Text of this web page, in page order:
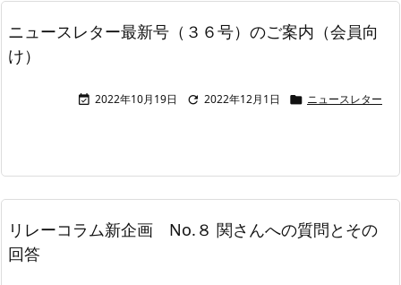
ニュースレター最新号（３６号）のご案内（会員向
け）
 2022年10月19日  2022年12月1日  ニュースレター
リレーコラム新企画 No.８ 関さんへの質問とその
回答